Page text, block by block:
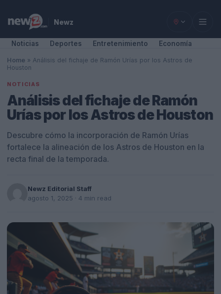
Newz
Noticias Deportes Entretenimiento Economía
Home » Análisis del fichaje de Ramón Urías por los Astros de
Houston
NOTICIAS
Análisis del fichaje de Ramón
Urías por los Astros de Houston
Descubre cómo la incorporación de Ramón Urías
fortalece la alineación de los Astros de Houston en la
recta final de la temporada.
Newz Editorial Staff
agosto 1, 2025 · 4 min read